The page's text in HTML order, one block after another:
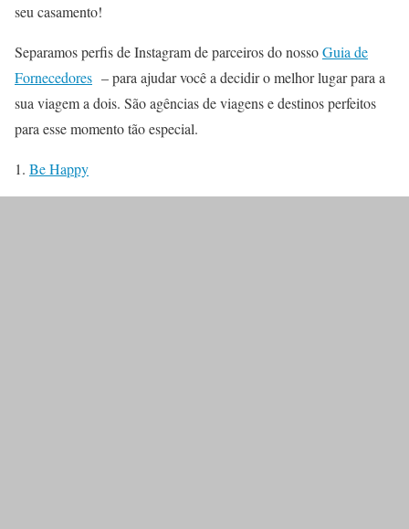
seu casamento!
Separamos perfis de Instagram de parceiros do nossoGuia de
Fornecedores – para ajudar você a decidir o melhor lugar para a
sua viagem a dois. São agências de viagens e destinos perfeitos
para esse momento tão especial.
1. Be Happy